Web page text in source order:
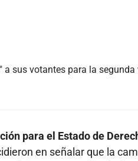
a sus votantes para la
para el Estado de
en señalar que la